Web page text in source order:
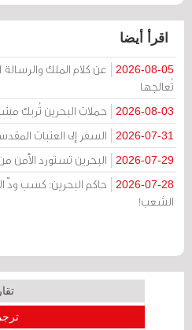
اقرأ أيضا
2026-08-05
عن كلام الملك
تُعالجها
2026-08-03 حملات البحرين تُربك
2026-07-31 السفر إلى العتبات
2026-07-29 البحرين تستورد الأمن
2026-07-28
حاكم البحرين: كسب ودّ
الشعب!